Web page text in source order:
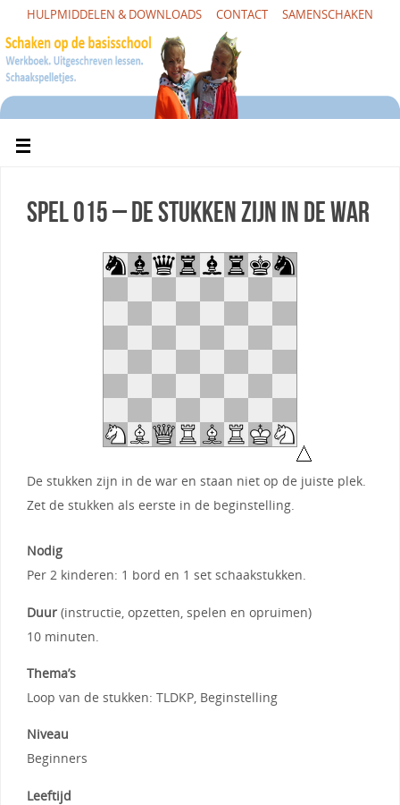
HULPMIDDELEN & DOWNLOADS CONTACT SAMENSCHAKEN
Spel 015 – De stukken zijn in de war
De stukken zijn in de war en staan niet op de juiste plek.
Zet de stukken als eerste in de beginstelling.
Nodig
Per 2 kinderen: 1 bord en 1 set schaakstukken.
Duur(instructie, opzetten, spelen en opruimen)
10 minuten.
Thema’s
Loop van de stukken: TLDKP, Beginstelling
Niveau
Beginners
Leeftijd